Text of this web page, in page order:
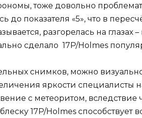
тоже довольно
показателя «5», что в
разгорелась на глазах –
сделало 17P/Holmes
снимков, можно
яркости специалисты
с метеоритом, вследствие
17P/Holmes способствует